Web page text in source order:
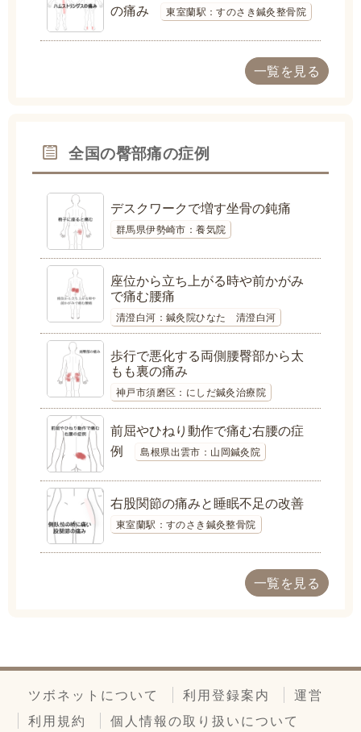
の痛み
東室蘭駅：すのさき鍼灸整骨院
一覧を見る
全国の臀部痛の症例
デスクワークで増す坐骨の鈍痛
群馬県伊勢崎市：養気院
座位から立ち上がる時や前かがみ
で痛む腰痛
清澄白河：鍼灸院ひなた 清澄白河
歩行で悪化する両側腰臀部から太
もも裏の痛み
神戸市須磨区：にしだ鍼灸治療院
前屈やひねり動作で痛む右腰の症
例
島根県出雲市：山岡鍼灸院
右股関節の痛みと睡眠不足の改善
東室蘭駅：すのさき鍼灸整骨院
一覧を見る
ツボネットについて 利用登録案内
運営
利用規約
個人情報の取り扱いについて